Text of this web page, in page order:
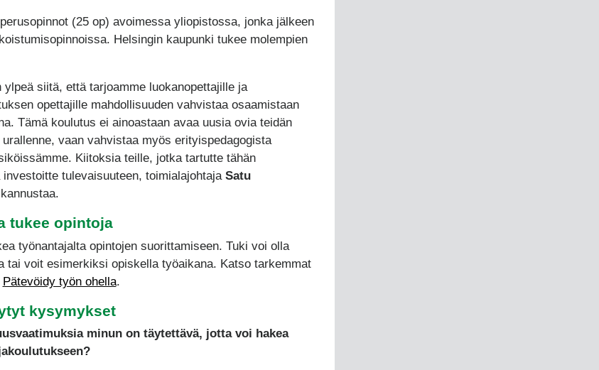
(25 op) avoimessa yliopistossa, jonka jälkeen
Helsingin kaupunki tukee molempien
ylpeä siitä, että tarjoamme luokanopettajille ja
opettajille mahdollisuuden vahvistaa osaamistaan
Tämä koulutus ei ainoastaan avaa uusia ovia teidän
vaan vahvistaa myös erityispedagogista
Kiitoksia teille, jotka tartutte tähän
tulevaisuuteen, toimialajohtaja Satu
tukee opintoja
työnantajalta opintojen suorittamiseen. Tuki voi olla
tai voit esimerkiksi opiskella työaikana. Katso tarkemmat
Pätevöidy työn ohella.
kysymykset
minun on täytettävä, jotta voi hakea